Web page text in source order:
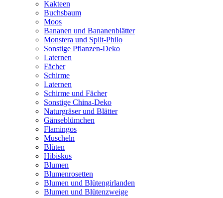
Kakteen
Buchsbaum
Moos
Bananen und Bananenblätter
Monstera und Split-Philo
Sonstige Pflanzen-Deko
Laternen
Fächer
Schirme
Laternen
Schirme und Fächer
Sonstige China-Deko
Naturgräser und Blätter
Gänseblümchen
Flamingos
Muscheln
Blüten
Hibiskus
Blumen
Blumenrosetten
Blumen und Blütengirlanden
Blumen und Blütenzweige